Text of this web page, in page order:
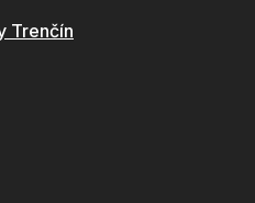
Trenčín